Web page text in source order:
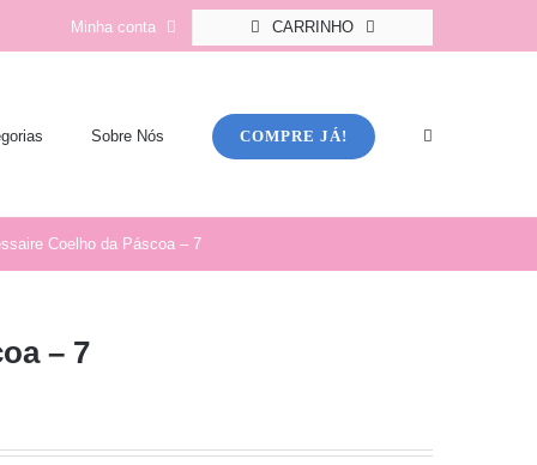
Minha conta CARRINHO
Sobre Nós COMPRE JÁ!
Coelho da Páscoa – 7
– 7